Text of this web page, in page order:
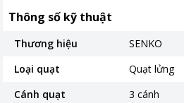
Thông số kỹ thuật
Thương hiệu
SENKO
Loại quạt
Quạt lửng
Cánh quạt
3 cánh